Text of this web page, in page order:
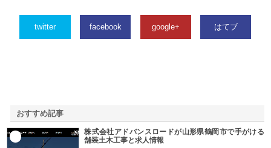
twitter facebook google+ はてブ
おすすめ記事
株式会社アドバンスロードが山形県鶴岡市で手がける
舗装土木工事と求人情報